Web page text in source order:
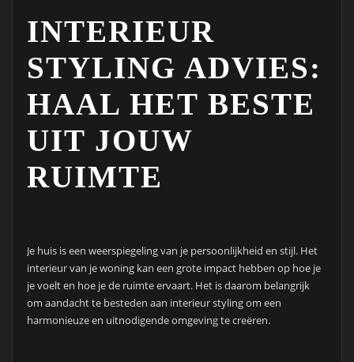
INTERIEUR
STYLING ADVIES:
HAAL HET BESTE
UIT JOUW
RUIMTE
Je huis is een weerspiegeling van je persoonlijkheid en stijl. Het
interieur van je woning kan een grote impact hebben op hoe je
je voelt en hoe je de ruimte ervaart. Het is daarom belangrijk
om aandacht te besteden aan interieur styling om een
harmonieuze en uitnodigende omgeving te creëren.